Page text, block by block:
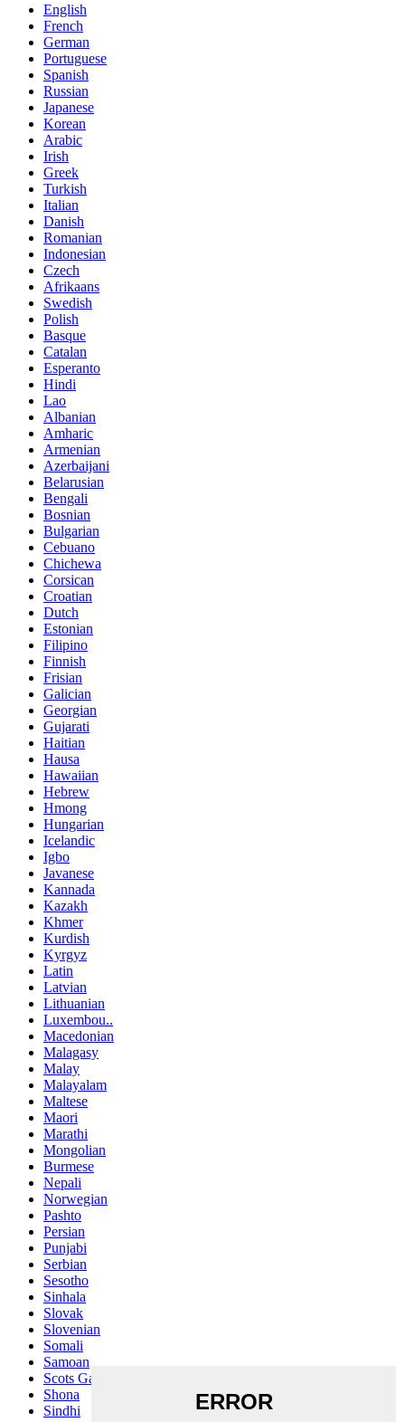
English
French
German
Portuguese
Spanish
Russian
Japanese
Korean
Arabic
Irish
Greek
Turkish
Italian
Danish
Romanian
Indonesian
Czech
Afrikaans
Swedish
Polish
Basque
Catalan
Esperanto
Hindi
Lao
Albanian
Amharic
Armenian
Azerbaijani
Belarusian
Bengali
Bosnian
Bulgarian
Cebuano
Chichewa
Corsican
Croatian
Dutch
Estonian
Filipino
Finnish
Frisian
Galician
Georgian
Gujarati
Haitian
Hausa
Hawaiian
Hebrew
Hmong
Hungarian
Icelandic
Igbo
Javanese
Kannada
Kazakh
Khmer
Kurdish
Kyrgyz
Latin
Latvian
Lithuanian
Luxembou..
Macedonian
Malagasy
Malay
Malayalam
Maltese
Maori
Marathi
Mongolian
Burmese
Nepali
Norwegian
Pashto
Persian
Punjabi
Serbian
Sesotho
Sinhala
Slovak
Slovenian
Somali
Samoan
Scots Gaelic
Shona
Sindhi